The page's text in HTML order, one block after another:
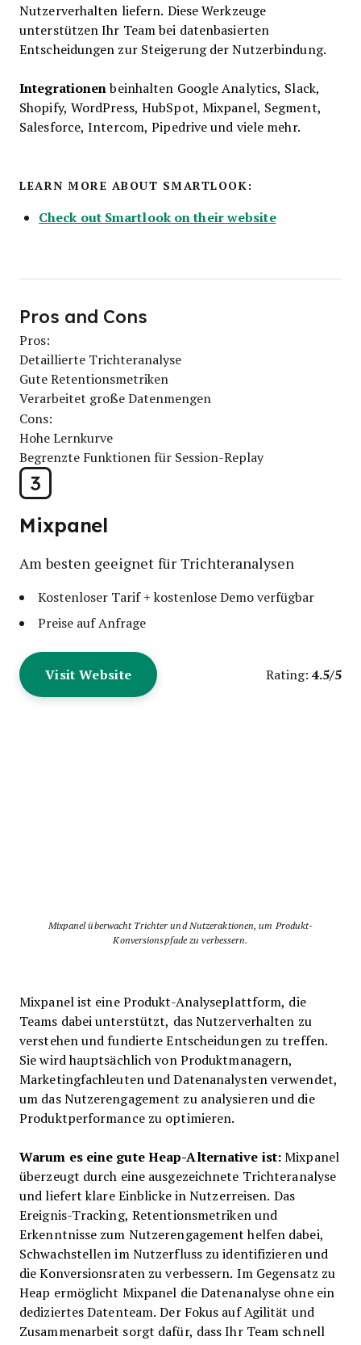
Nutzerverhalten liefern. Diese Werkzeuge
unterstützen Ihr Team bei datenbasierten
Entscheidungen zur Steigerung der Nutzerbindung.
Integrationenbeinhalten Google Analytics, Slack,
Shopify, WordPress, HubSpot, Mixpanel, Segment,
Salesforce, Intercom, Pipedrive und viele mehr.
LEARN MORE ABOUT SMARTLOOK:
Check out Smartlook on their website
3
Mixpanel
Am besten geeignet für Trichteranalysen
Kostenloser Tarif + kostenlose Demo verfügbar
Preise auf Anfrage
Visit Website Rating: 4.5/5
Mixpanel überwacht Trichter und Nutzeraktionen, um Produkt-
Konversionspfade zu verbessern.
Mixpanel ist eine Produkt-Analyseplattform, die
Teams dabei unterstützt, das Nutzerverhalten zu
verstehen und fundierte Entscheidungen zu treffen.
Sie wird hauptsächlich von Produktmanagern,
Marketingfachleuten und Datenanalysten verwendet,
um das Nutzerengagement zu analysieren und die
Produktperformance zu optimieren.
Warum es eine gute Heap-Alternative ist: Mixpanel
überzeugt durch eine ausgezeichnete Trichteranalyse
und liefert klare Einblicke in Nutzerreisen. Das
Ereignis-Tracking, Retentionsmetriken und
Erkenntnisse zum Nutzerengagement helfen dabei,
Schwachstellen im Nutzerfluss zu identifizieren und
die Konversionsraten zu verbessern. Im Gegensatz zu
Heap ermöglicht Mixpanel die Datenanalyse ohne ein
dediziertes Datenteam. Der Fokus auf Agilität und
Zusammenarbeit sorgt dafür, dass Ihr Team schnell
Pros and Cons
Pros:
Detaillierte Trichteranalyse
Gute Retentionsmetriken
Verarbeitet große Datenmengen
Cons:
Hohe Lernkurve
Begrenzte Funktionen für Session-Replay